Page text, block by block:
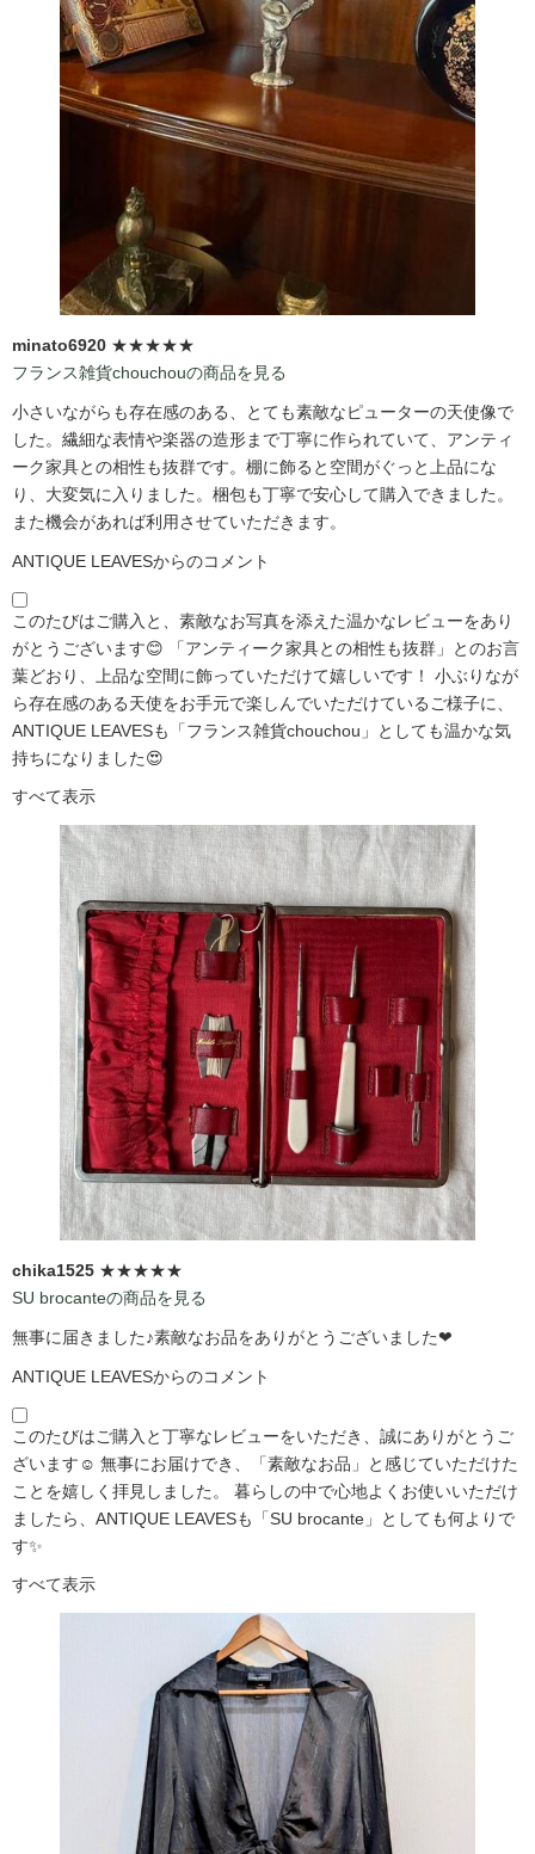
minato6920 ★★★★★
フランス雑貨chouchouの商品を見る
小さいながらも存在感のある、とても素敵なピューターの天使像で
した。繊細な表情や楽器の造形まで丁寧に作られていて、アンティ
ーク家具との相性も抜群です。棚に飾ると空間がぐっと上品にな
り、大変気に入りました。梱包も丁寧で安心して購入できました。
また機会があれば利用させていただきます。
ANTIQUE LEAVESからのコメント
このたびはご購入と、素敵なお写真を添えた温かなレビューをあり
がとうございます😊 「アンティーク家具との相性も抜群」とのお言
葉どおり、上品な空間に飾っていただけて嬉しいです！ 小ぶりなが
ら存在感のある天使をお手元で楽しんでいただけているご様子に、
ANTIQUE LEAVESも「フランス雑貨chouchou」としても温かな気
持ちになりました😍
すべて表示
chika1525 ★★★★★
SU brocanteの商品を見る
無事に届きました♪素敵なお品をありがとうございました❤
ANTIQUE LEAVESからのコメント
このたびはご購入と丁寧なレビューをいただき、誠にありがとうご
ざいます☺️ 無事にお届けでき、「素敵なお品」と感じていただけた
ことを嬉しく拝見しました。 暮らしの中で心地よくお使いいただけ
ましたら、ANTIQUE LEAVESも「SU brocante」としても何よりで
す✨
すべて表示